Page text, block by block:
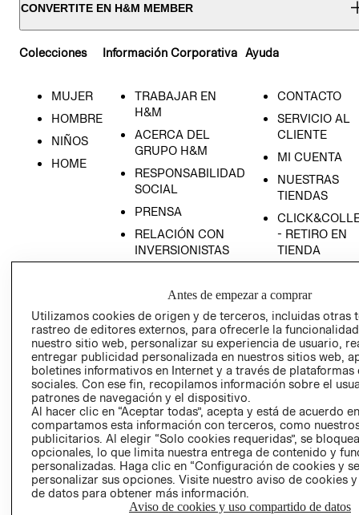
CONVERTITE EN H&M MEMBER
Colecciones
MUJER
HOMBRE
NIÑOS
HOME
Información Corporativa
TRABAJAR EN
H&M
ACERCA DEL
GRUPO H&M
RESPONSABILIDAD
SOCIAL
PRENSA
RELACIÓN CON
INVERSIONISTAS
EMPRESARIAL
Ayuda
CONTACTO
SERVICIO AL
CLIENTE
MI CUENTA
NUESTRAS
TIENDAS
- RETIRO EN
TIENDA
AVISO DE
PRIVACIDAD
GIFT CARD
AVISO DE
COOKIES
Uruguay ($U)
Antes de empezar a comprar
Utilizamos cookies de origen y de terceros, incluidas otras
rastreo de editores externos, para ofrecerle la
nuestro sitio web, personalizar su experiencia de usuario,
entregar publicidad personalizada en nuestros sitios web,
boletines informativos en Internet y a través de plataformas
sociales. Con ese fin, recopilamos información sobre el
patrones de navegación y el dispositivo.
Al hacer clic en “Aceptar todas”, acepta y está de acuerdo
compartamos esta información con terceros, como
publicitarios. Al elegir “Solo cookies requeridas”, se
opcionales, lo que limita nuestra entrega de contenido y
personalizadas. Haga clic en “Configuración de cookies y
personalizar sus opciones. Visite nuestro aviso de cookies
de datos para obtener más información.
Aviso de cookies y uso compartido de datos